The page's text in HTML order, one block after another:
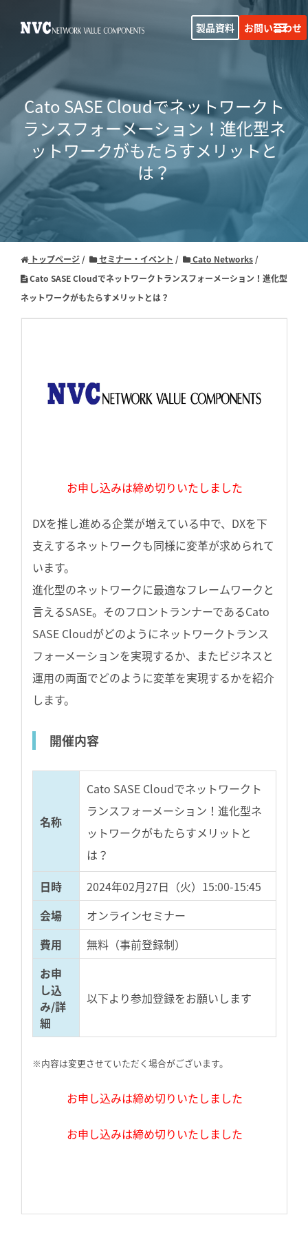
製品資料 お問い合わせ
Cato SASE Cloudでネットワークト
ランスフォーメーション！ 進化型ネ
ットワークがもたらすメリットと
は？
トップページ セミナー・イベント
Cato Networks
Cato SASE Cloudでネットワークトランスフォーメーション！進化型
ネットワークがもたらすメリットとは？
お申し込みは締め切りいたしました
DXを推し進める企業が増えている中で、DXを下
支えするネットワークも同様に変革が求められて
います。
進化型のネットワークに最適なフレームワークと
言えるSASE。そのフロントランナーであるCato
SASE Cloudがどのようにネットワークトランス
フォーメーションを実現するか、またビジネスと
運用の両面でどのように変革を実現するかを紹介
します。
開催内容
名称
Cato SASE Cloudでネットワークト
ランスフォーメーション！ 進化型ネ
ットワークがもたらすメリットと
は？
日時
2024年02月27日（火）15:00-15:45
会場
オンラインセミナー
費用
無料（事前登録制）
お申
し込
み/詳
細
以下より参加登録をお願いします
※内容は変更させていただく場合がございます。
お申し込みは締め切りいたしました
お申し込みは締め切りいたしました